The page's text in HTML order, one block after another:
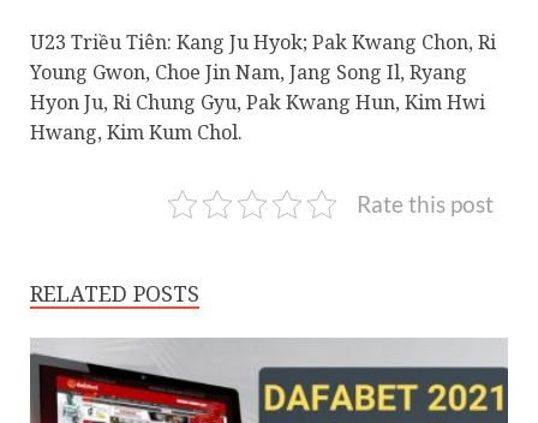
U23 Triều Tiên: Kang Ju Hyok; Pak Kwang Chon, Ri
Young Gwon, Choe Jin Nam, Jang Song Il, Ryang
Hyon Ju, Ri Chung Gyu, Pak Kwang Hun, Kim Hwi
Hwang, Kim Kum Chol.
Rate this post
RELATED POSTS